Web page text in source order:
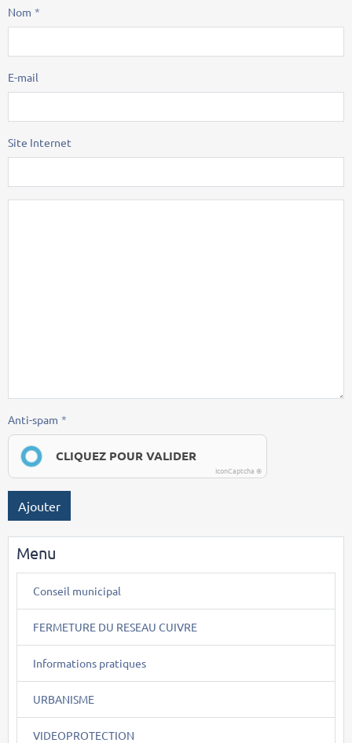
Nom
E-mail
Site Internet
Anti-spam
CLIQUEZ POUR VALIDER
IconCaptcha ©
Ajouter
Menu
Conseil municipal
FERMETURE DU RESEAU CUIVRE
Informations pratiques
URBANISME
VIDEOPROTECTION